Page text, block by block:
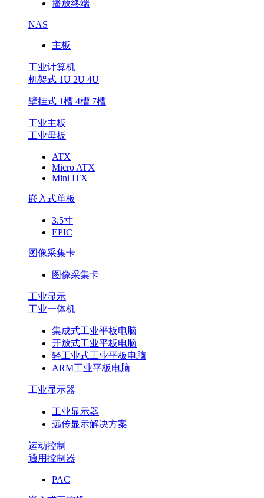
播放终端
NAS
主板
工业计算机
机架式 1U 2U 4U
壁挂式 1槽 4槽 7槽
工业主板
工业母板
ATX
Micro ATX
Mini ITX
嵌入式单板
3.5寸
EPIC
图像采集卡
图像采集卡
工业显示
工业一体机
集成式工业平板电脑
开放式工业平板电脑
轻工业式工业平板电脑
ARM工业平板电脑
工业显示器
工业显示器
远传显示解决方案
运动控制
通用控制器
PAC